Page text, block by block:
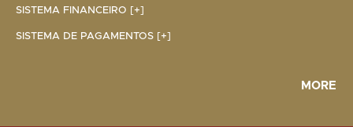
SISTEMA FINANCEIRO [+]
SISTEMA DE PAGAMENTOS [+]
MORE